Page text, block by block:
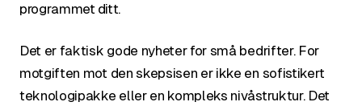
programmet ditt.
Det er faktisk gode nyheter for små bedrifter. For
motgiften mot den skepsisen er ikke en sofistikert
teknologipakke eller en kompleks nivåstruktur. Det